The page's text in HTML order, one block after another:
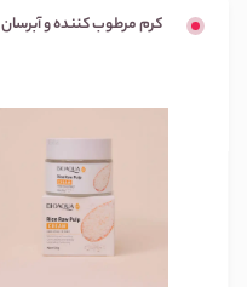
کرم مرطوب کننده و آبرسان